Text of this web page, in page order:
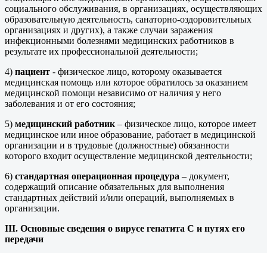
социального обслуживания, в организациях, осуществляющих
образовательную деятельность, санаторно-оздоровительных
организациях и других), а также случаи заражения
инфекционными болезнями медицинских работников в
результате их профессиональной деятельности;
4) пациент - физическое лицо, которому оказывается
медицинская помощь или которое обратилось за оказанием
медицинской помощи независимо от наличия у него
заболевания и от его состояния;
5) медицинский работник – физическое лицо, которое имеет
медицинское или иное образование, работает в медицинской
организации и в трудовые (должностные) обязанности
которого входит осуществление медицинской деятельности;
6) стандартная операционная процедура – документ,
содержащий описание обязательных для выполнения
стандартных действий и/или операций, выполняемых в
организации.
III. Основные сведения о вирусе гепатита С и путях его
передачи